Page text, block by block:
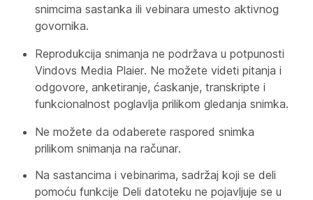
snimcima sastanka ili vebinara umesto aktivnog
govornika.
Reprodukcija snimanja ne podržava u potpunosti
Vindovs Media Plaier. Ne možete videti pitanja i
odgovore, anketiranje, ćaskanje, transkripte i
funkcionalnost poglavlja prilikom gledanja snimka.
Ne možete da odaberete raspored snimka
prilikom snimanja na računar.
Na sastancima i vebinarima, sadržaj koji se deli
pomoću funkcije Deli datoteku ne pojavljuje se u